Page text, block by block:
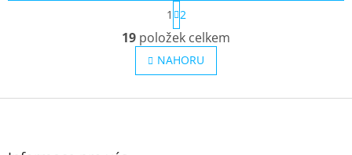
O
v
l
á
a
S
t
r
á
n
k
v
1 2
19 položek celkem
NAHORU
Z